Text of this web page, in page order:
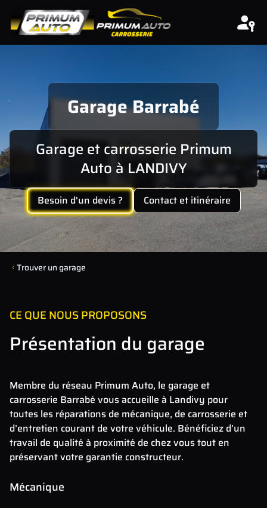
Aller au contenu
Garage Barrabé
Garage et carrosserie Primum
Auto à LANDIVY
Besoin d'un devis ? Contact et itinéraire
Trouver un garage
CE QUE NOUS PROPOSONS
Présentation du garage
Membre du réseau Primum Auto, le garage et
carrosserie Barrabé vous accueille à Landivy pour
toutes les réparations de mécanique, de carrosserie et
d’entretien courant de votre véhicule. Bénéficiez d’un
travail de qualité à proximité de chez vous tout en
préservant votre garantie constructeur.
Mécanique